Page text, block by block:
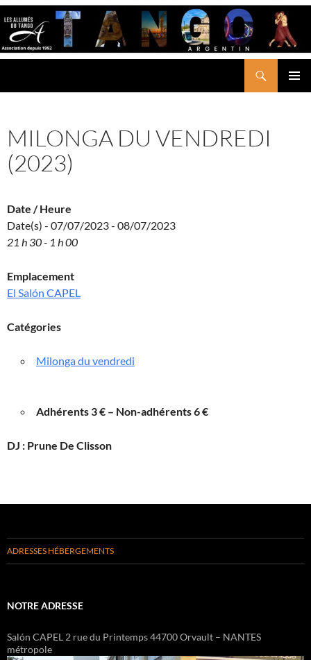
Aller
au
contenu
MILONGA DU VENDREDI
(2023)
Date / Heure
Date(s) - 07/07/2023 - 08/07/2023
21 h 30 - 1 h 00
Emplacement
El Salón CAPEL
Catégories
Milonga du vendredi
Adhérents 3 € – Non-adhérents 6 €
DJ : Prune De Clisson
ADRESSES HÉBERGEMENTS
NOTRE ADRESSE
Salón CAPEL 2 rue du Printemps 44700 Orvault – NANTES
métropole